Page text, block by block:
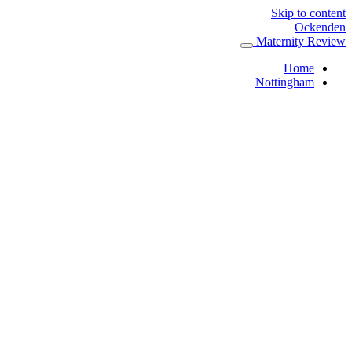
Skip to content
Ockenden
Maternity Review
Home
Nottingham